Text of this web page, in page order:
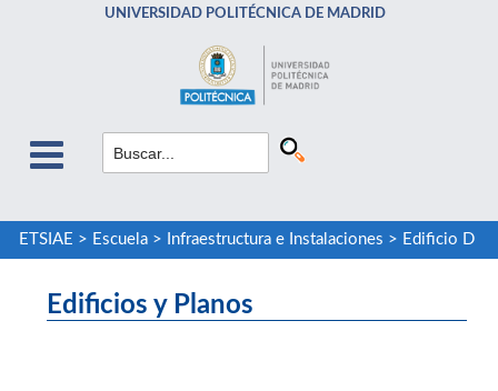
UNIVERSIDAD POLITÉCNICA DE MADRID
ETSIAE > Escuela> Infraestructura e Instalaciones > Edificio D
Edificios y Planos